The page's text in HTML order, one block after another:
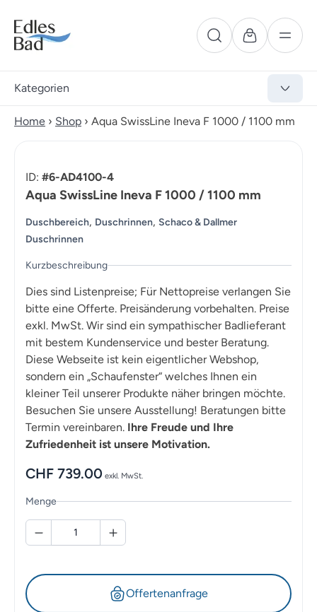
Kategorien
Home › Shop › Aqua SwissLine Ineva F 1000 / 1100 mm
ID: #6-AD4100-4
Aqua SwissLine Ineva F 1000 / 1100 mm
Duschbereich, Duschrinnen, Schaco & Dallmer
Duschrinnen
Kurzbeschreibung
Dies sind Listenpreise; Für Nettopreise verlangen Sie
bitte eine Offerte. Preisänderung vorbehalten. Preise
exkl. MwSt. Wir sind ein sympathischer Badlieferant
mit bestem Kundenservice und bester Beratung.
Diese Webseite ist kein eigentlicher Webshop,
sondern ein „Schaufenster“ welches Ihnen ein
kleiner Teil unserer Produkte näher bringen möchte.
Besuchen Sie unsere Ausstellung! Beratungen bitte
Termin vereinbaren. Ihre Freude und Ihre
Zufriedenheit ist unsere Motivation.
CHF 739.00 exkl. MwSt.
Menge
Offertenanfrage